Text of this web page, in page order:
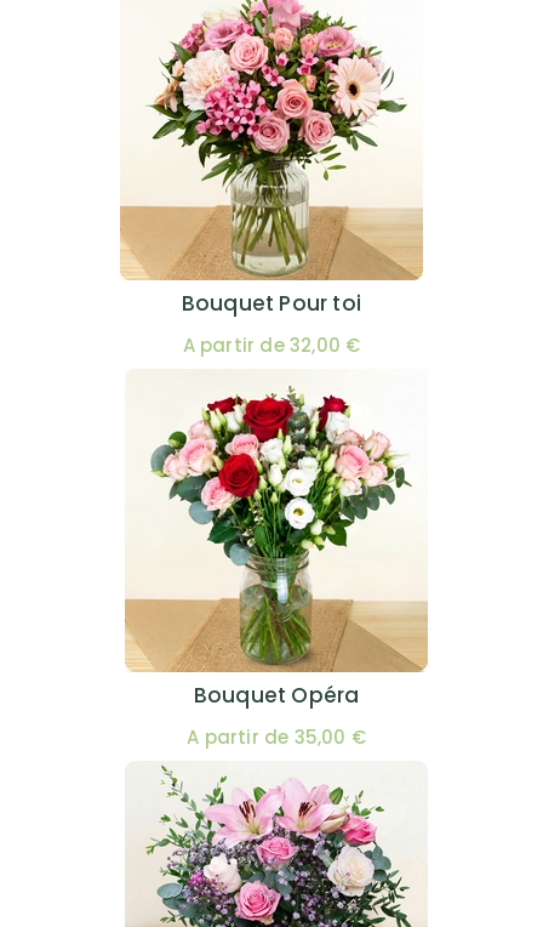
Bouquet Pour toi
A partir de 32,00 €
Bouquet Opéra
A partir de 35,00 €